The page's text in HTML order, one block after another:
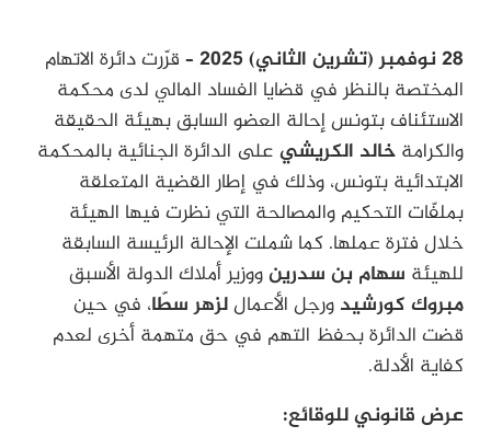
28 نوفمبر (تشرين الثاني) 2025 –
قرّرت دائرة الاتهام
المختصة بالنظر في قضايا الفساد المالي لدى محكمة
الاستئناف بتونس إحالة العضو السابق بهيئة الحقيقة
والكرامة خالد الكريشي على الدائرة الجنائية بالمحكمة
الابتدائية بتونس، وذلك في إطار القضية المتعلقة
بملفّات التحكيم والمصالحة التي نظرت فيها الهيئة
خلال فترة عملها. كما شملت الإحالة الرئيسة السابقة
للهيئة سهام بن سدرينووزير أملاك الدولة الأسبق
مبروك كورشيد ورجل الأعماللزهر سطّا، في حين
قضت الدائرة بحفظ التهم في حق متهمة أخرى لعدم
كفاية الأدلة.
عرض قانوني للوقائع: